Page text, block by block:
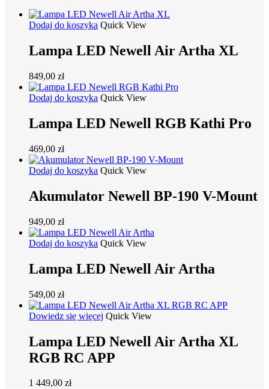
Dodaj do koszyka Quick View
Lampa LED Newell Air Artha XL
849,00 zł
Dodaj do koszyka Quick View
Lampa LED Newell RGB Kathi Pro
469,00 zł
Dodaj do koszyka Quick View
Akumulator Newell BP-190 V-Mount
949,00 zł
Dodaj do koszyka Quick View
Lampa LED Newell Air Artha
549,00 zł
Dowiedz się więcej Quick View
Lampa LED Newell Air Artha XL
RGB RC APP
1 449,00 zł